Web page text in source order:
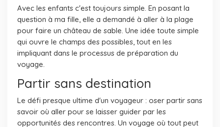
Avec les enfants c'est toujours simple. En posant la
question à ma fille, elle a demandé à aller à la plage
pour faire un château de sable. Une idée toute simple
qui ouvre le champs des possibles, tout en les
impliquant dans le processus de préparation du
voyage.
Partir sans destination
Le défi presque ultime d'un voyageur : oser partir sans
savoir où aller pour se laisser guider par les
opportunités des rencontres. Un voyage où tout peut